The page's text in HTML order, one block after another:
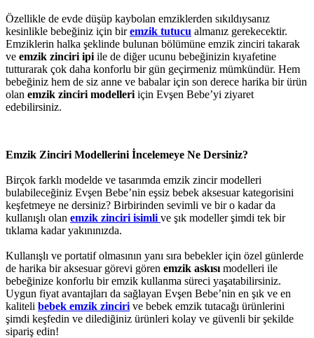
Özellikle de evde düşüp kaybolan emziklerden sıkıldıysanız
kesinlikle bebeğiniz için biremzik tutucu almanız gerekecektir.
Emziklerin halka şeklinde bulunan bölümüne emzik zinciri takarak
ve emzik zinciri ipi ile de diğer ucunu bebeğinizin kıyafetine
tutturarak çok daha konforlu bir gün geçirmeniz mümkündür. Hem
bebeğiniz hem de siz anne ve babalar için son derece harika bir ürün
olan emzik zinciri modelleri için Evşen Bebe’yi ziyaret
edebilirsiniz.
Emzik Zinciri Modellerini İncelemeye Ne Dersiniz?
Birçok farklı modelde ve tasarımda emzik zincir modelleri
bulabileceğiniz Evşen Bebe’nin eşsiz bebek aksesuar kategorisini
keşfetmeye ne dersiniz? Birbirinden sevimli ve bir o kadar da
kullanışlı olan emzik zinciri isimli ve şık modeller şimdi tek bir
tıklama kadar yakınınızda.
Kullanışlı ve portatif olmasının yanı sıra bebekler için özel günlerde
de harika bir aksesuar görevi gören emzik askısı modelleri ile
bebeğinize konforlu bir emzik kullanma süreci yaşatabilirsiniz.
Uygun fiyat avantajları da sağlayan Evşen Bebe’nin en şık ve en
kaliteli bebek emzik zinciri ve bebek emzik tutacağı ürünlerini
şimdi keşfedin ve dilediğiniz ürünleri kolay ve güvenli bir şekilde
sipariş edin!